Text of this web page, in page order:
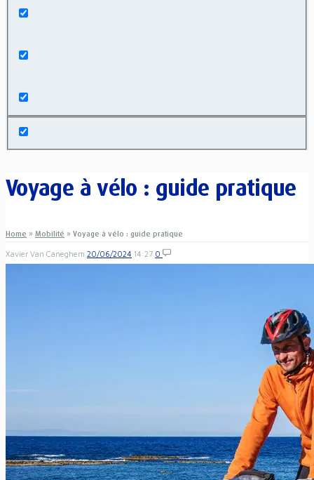
Voyage à vélo : guide pratique
Home » Mobilité » Voyage à vélo : guide pratique
Xavier Van Caneghem 20/06/2024 14:27 0